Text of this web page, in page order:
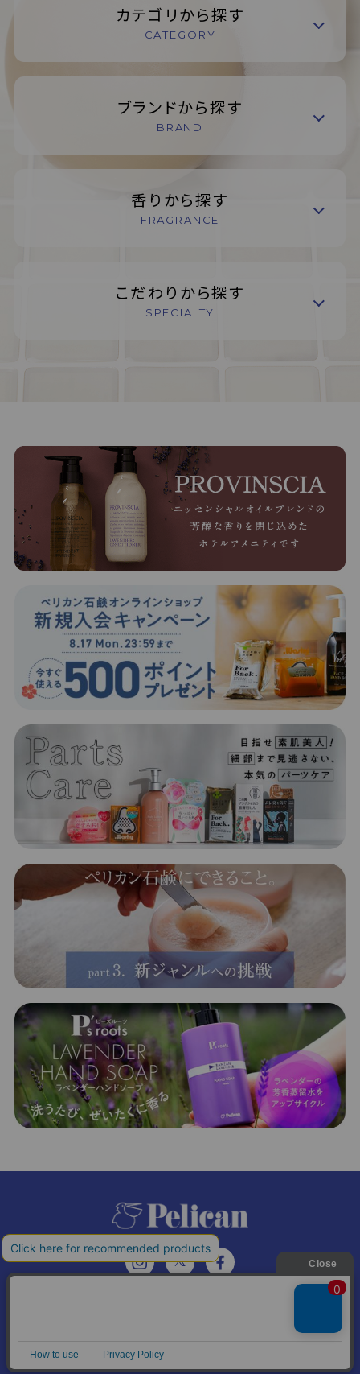
カテゴリから探す
CATEGORY
ブランドから探す
BRAND
香りから探す
FRAGRANCE
こだわりから探す
SPECIALTY
𝕏
© Pelican Soap Co., Ltd. All Rights Reserved.